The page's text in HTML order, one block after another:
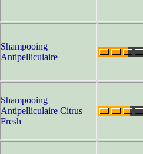
Shampooing
Antipelliculaire
Shampooing
Antipelliculaire Citrus
Fresh